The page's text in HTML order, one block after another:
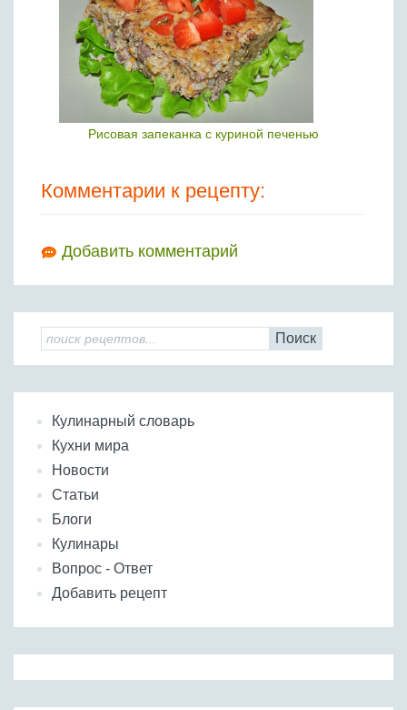
Рисовая запеканка с куриной печенью
Комментарии к рецепту:
Добавить комментарий
Поиск
Кулинарный словарь
Кухни мира
Новости
Статьи
Блоги
Кулинары
Вопрос - Ответ
Добавить рецепт